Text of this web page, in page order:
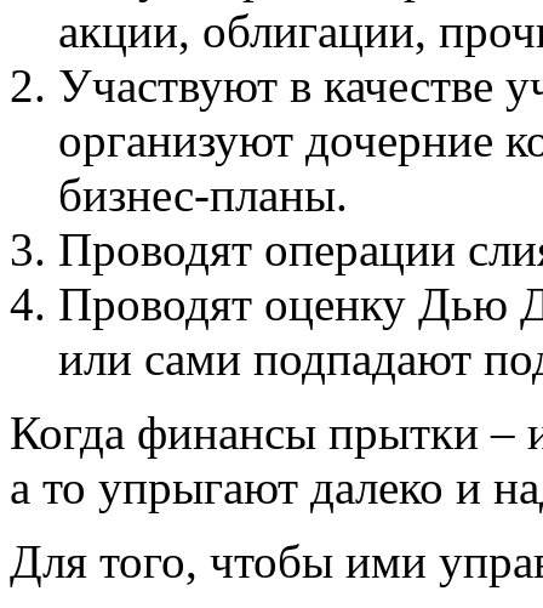
акции, облигации,
Участвуют в качестве
организуют дочерние
бизнес-планы.
Проводят операции
Проводят оценку Дью
или сами подпадают
Когда финансы прытки –
а то упрыгают далеко и
Для того, чтобы ими